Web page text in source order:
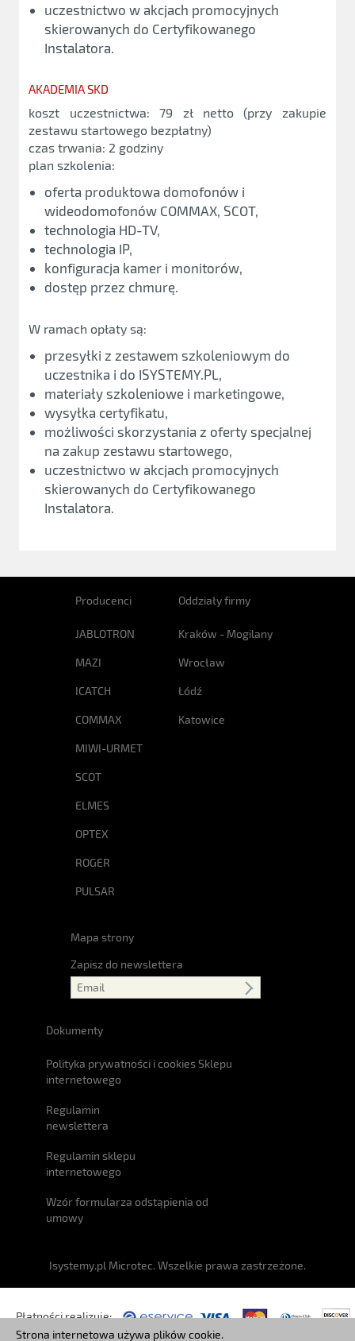
Strona internetowa używa plików cookie.
uczestnictwo w akcjach promocyjnych
skierowanych do Certyfikowanego
Instalatora.
AKADEMIA SKD
koszt uczestnictwa: 79 zł netto (przy zakupie
zestawu startowego bezpłatny)
czas trwania: 2 godziny
plan szkolenia:
oferta produktowa domofonów i
wideodomofonów COMMAX, SCOT,
technologia HD-TV,
technologia IP,
konfiguracja kamer i monitorów,
dostęp przez chmurę.
W ramach opłaty są:
przesyłki z zestawem szkoleniowym do
uczestnika i do ISYSTEMY.PL,
materiały szkoleniowe i marketingowe,
wysyłka certyfikatu,
możliwości skorzystania z oferty specjalnej
na zakup zestawu startowego,
uczestnictwo w akcjach promocyjnych
skierowanych do Certyfikowanego
Instalatora.
Producenci
JABLOTRON
MAZI
ICATCH
COMMAX
MIWI-URMET
SCOT
ELMES
OPTEX
ROGER
PULSAR
Oddziały firmy
Kraków - Mogilany
Wrocław
Łódź
Katowice
Mapa strony
Zapisz do newslettera
Dokumenty
Polityka prywatności i cookies Sklepu
internetowego
Regulamin
newslettera
Regulamin sklepu
internetowego
Wzór formularza odstąpienia od
umowy
Isystemy.pl Microtec. Wszelkie prawa zastrzeżone.
Płatności realizuje: